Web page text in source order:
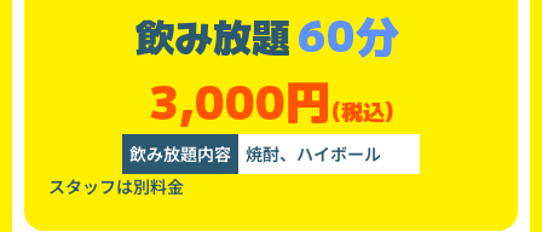
飲み放題60分
3,000円(税込)
飲み放題内容 焼酎、ハイボール
スタッフは別料金